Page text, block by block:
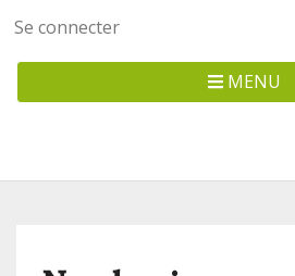
Menu
utilisateur
Se connecter
MENU